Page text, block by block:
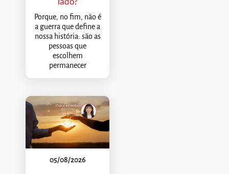
Porque, no fim, não é
a guerra que define a
nossa história: são as
pessoas que
escolhem
permanecer
05/08/2026